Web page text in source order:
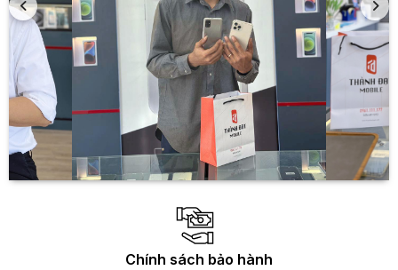
Realme GT Neo 6 SE có thiết kế cao cấp với mặt lưng và
màn hình cong
Phần cụm camera phẳng với các ống kích tách riêng tạo
nên sự tinh tế, tối giản mà vẫn rất bắt mắt. Mặt trước của
Realme GT Neo 6 SE được bao phủ bởi màn hình cong tràn
viền 2 cạnh bên sử dụng lỗ đục ở giữa cạnh trên để đặt
camera selfie. Với diện tích hiển thị lớn 111,7cm² chiếm tới
91,8% tổng thể mặt trước mang đến sự hiện đại, cao cấp và
đảm bảo trải nghiệm hình ảnh mãn nhãn cho người dùng.
Chính sách bảo hành